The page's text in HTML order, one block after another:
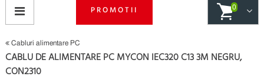
PROMOTII 0
Cabluri alimentare PC
CABLU DE ALIMENTARE PC MYCON IEC320 C13 3M NEGRU,
CON2310